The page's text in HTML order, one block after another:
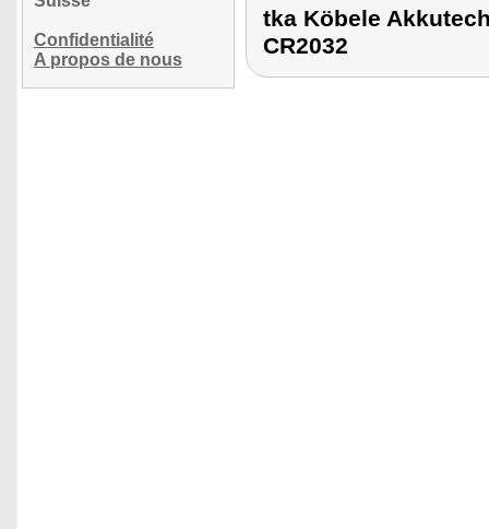
Confidentialité
A propos de nous
tka Köbele
CR2032